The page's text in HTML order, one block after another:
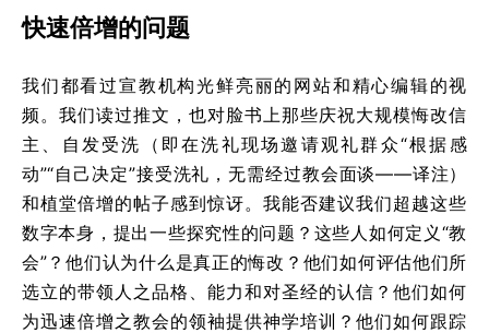
快速倍增的问题
我们都看过宣教机构光鲜亮丽的网站和精心编辑的视
频。我们读过推文，也对脸书上那些庆祝大规模悔改信
主、自发受洗（即在洗礼现场邀请观礼群众“根据感
动”“自己决定”接受洗礼，无需经过教会面谈——译注）
和植堂倍增的帖子感到惊讶。我能否建议我们超越这些
数字本身，提出一些探究性的问题？这些人如何定义“教
会”？他们认为什么是真正的悔改？他们如何评估他们所
选立的带领人之品格、能力和对圣经的认信？他们如何
为迅速倍增之教会的领袖提供神学培训？他们如何跟踪